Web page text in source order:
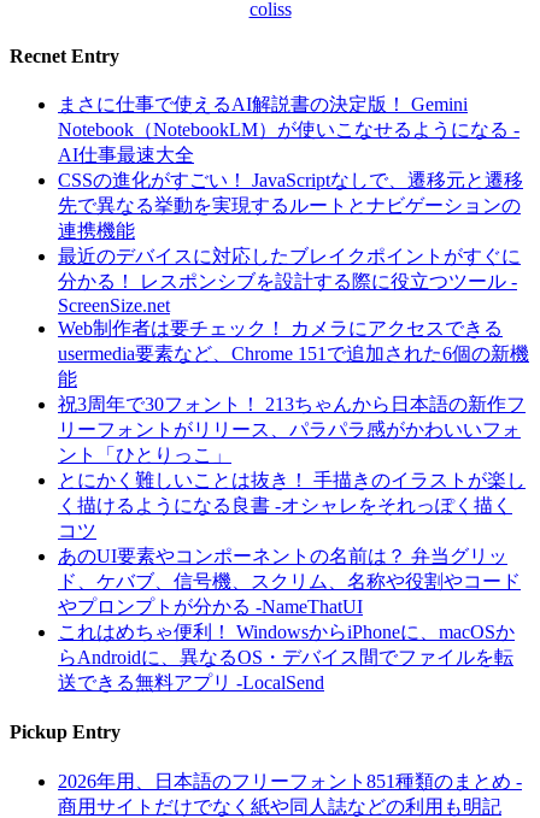
coliss
Recnet Entry
まさに仕事で使えるAI解説書の決定版！ Gemini
Notebook（NotebookLM）が使いこなせるようになる -
AI仕事最速大全
CSSの進化がすごい！ JavaScriptなしで、遷移元と遷移
先で異なる挙動を実現するルートとナビゲーションの
連携機能
最近のデバイスに対応したブレイクポイントがすぐに
分かる！ レスポンシブを設計する際に役立つツール -
ScreenSize.net
Web制作者は要チェック！ カメラにアクセスできる
usermedia要素など、Chrome 151で追加された6個の新機
能
祝3周年で30フォント！ 213ちゃんから日本語の新作フ
リーフォントがリリース、パラパラ感がかわいいフォ
ント「ひとりっこ」
とにかく難しいことは抜き！ 手描きのイラストが楽し
く描けるようになる良書 -オシャレをそれっぽく描く
コツ
あのUI要素やコンポーネントの名前は？ 弁当グリッ
ド、ケバブ、信号機、スクリム、名称や役割やコード
やプロンプトが分かる -NameThatUI
これはめちゃ便利！ WindowsからiPhoneに、macOSか
らAndroidに、異なるOS・デバイス間でファイルを転
送できる無料アプリ -LocalSend
Pickup Entry
2026年用、日本語のフリーフォント851種類のまとめ -
商用サイトだけでなく紙や同人誌などの利用も明記